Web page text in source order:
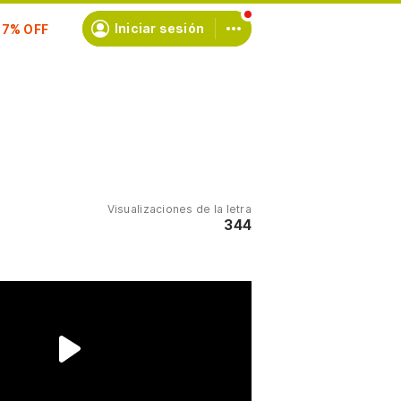
Iniciar sesión
Visualizaciones de la letra
344